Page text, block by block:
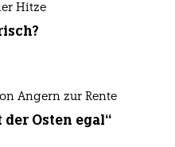
Hitze
Angern zur Rente
der Osten egal“